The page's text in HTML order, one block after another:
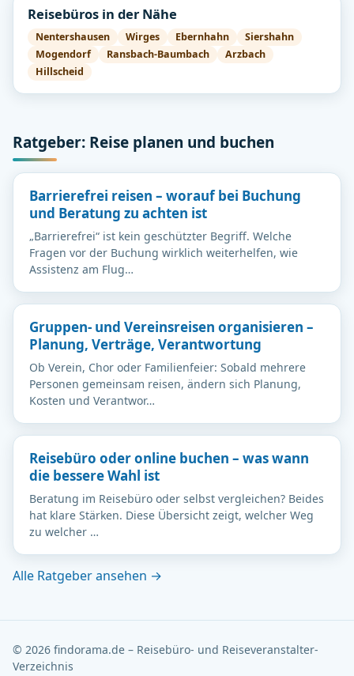
Reisebüros in der Nähe
Nentershausen Wirges Ebernhahn
Siershahn
Mogendorf
Ransbach-Baumbach
Arzbach
Hillscheid
Ratgeber: Reise planen und buchen
Barrierefrei reisen – worauf bei Buchung
und Beratung zu achten ist
„Barrierefrei“ ist kein geschützter Begriff. Welche
Fragen vor der Buchung wirklich weiterhelfen, wie
Assistenz am Flug…
Gruppen- und Vereinsreisen organisieren –
Planung, Verträge, Verantwortung
Ob Verein, Chor oder Familienfeier: Sobald mehrere
Personen gemeinsam reisen, ändern sich Planung,
Kosten und Verantwor…
Reisebüro oder online buchen – was wann
die bessere Wahl ist
Beratung im Reisebüro oder selbst vergleichen? Beides
hat klare Stärken. Diese Übersicht zeigt, welcher Weg
zu welcher …
Alle Ratgeber ansehen →
© 2026 findorama.de – Reisebüro- und Reiseveranstalter-
Verzeichnis